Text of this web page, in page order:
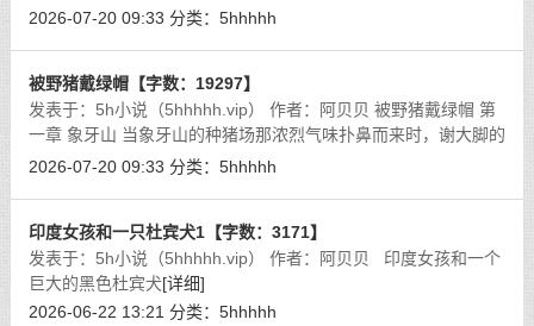
阅。[详细]
2026-07-20 09:33 分类： 5hhhhh
被野猪戴绿帽【字数：19297】
发表于：5h小说（5hhhhh.vip） 作者：阿贝贝 被野猪戴绿帽 第
一章 象牙山 当象牙山的种猪场那浓烈气味扑鼻而来时，谢大脚的
心脏在怦怦跳动。一股兽性的淫欲充斥着她的全身。她认为自己
2026-07-20 09:33 分类： 5hhhhh
印度女孩和一只杜宾犬1【字数：3171】
发表于：5h小说（5hhhhh.vip） 作者：阿贝贝 印度女孩和一个
巨大的黑色杜宾犬[详细]
2026-06-22 13:21 分类： 5hhhhh